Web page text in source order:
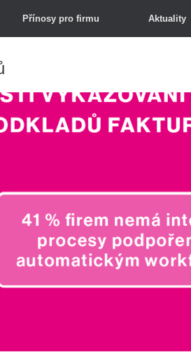
Přínosy pro firmu Aktuality